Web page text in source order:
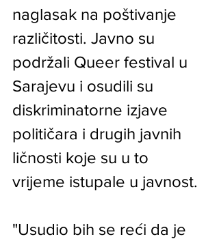
naglasak na poštivanje
različitosti. Javno su
podržali Queer festival u
Sarajevu i osudili su
diskriminatorne izjave
političara i drugih javnih
ličnosti koje su u to
vrijeme istupale u javnost.
"Usudio bih se reći da je